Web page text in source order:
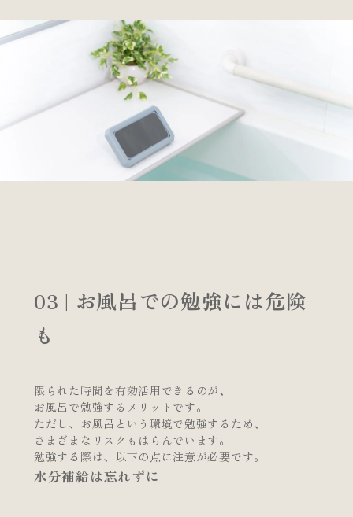
03 | お風呂での勉強には危険
も
限られた時間を有効活用できるのが、
お風呂で勉強するメリットです。
ただし、お風呂という環境で勉強するため、
さまざまなリスクもはらんでいます。
勉強する際は、以下の点に注意が必要です。
水分補給は忘れずに